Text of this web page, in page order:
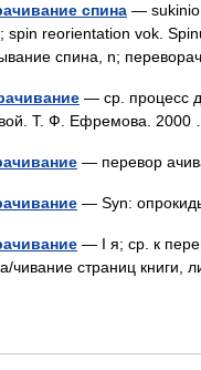
спина — sukinio
spin reorientation vok.
спина, n;
— ср. процесс
Т. Ф. Ефремова.
— перевор
— Syn:
— I я; ср. к
чивание страниц книги,